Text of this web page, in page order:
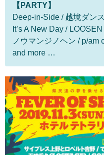
【PARTY】
Deep-in-Side / 越境ダン
It’s A New Day / LOOSEN
ノウマンジノヘン / p/am
and more …